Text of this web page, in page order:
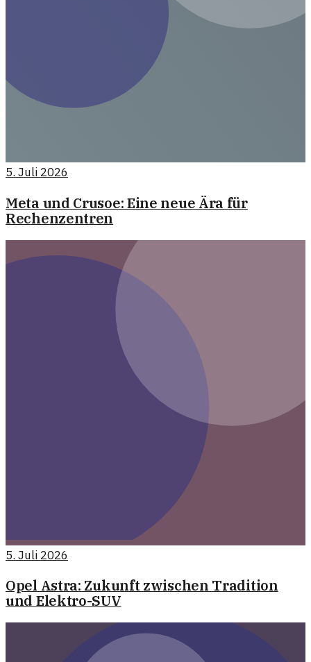
5. Juli 2026
Meta und Crusoe: Eine neue Ära für
Rechenzentren
5. Juli 2026
Opel Astra: Zukunft zwischen Tradition
und Elektro-SUV